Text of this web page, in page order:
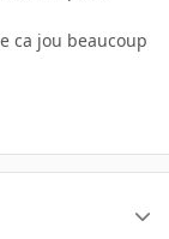
ca jou beaucoup